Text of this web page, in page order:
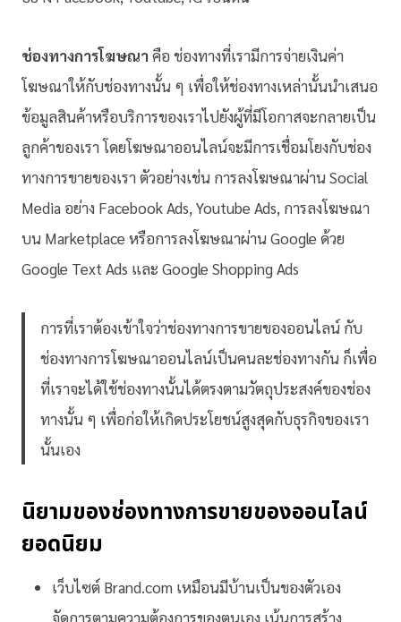
ช่องทางการโฆษณาคือ ช่องทางที่เรามีการจ่ายเงินค่า
โฆษณาให้กับช่องทางนั้น ๆ เพื่อให้ช่องทางเหล่านั้นนำเสนอ
ข้อมูลสินค้าหรือบริการของเราไปยังผู้ที่มีโอกาสจะกลายเป็น
ลูกค้าของเรา โดยโฆษณาออนไลน์จะมีการเชื่อมโยงกับช่อง
ทางการขายของเรา ตัวอย่างเช่น การลงโฆษณาผ่าน Social
Media อย่าง Facebook Ads, Youtube Ads, การลงโฆษณา
บน Marketplace หรือการลงโฆษณาผ่าน Google ด้วย
Google Text Ads และ Google Shopping Ads
การที่เราต้องเข้าใจว่าช่องทางการขายของออนไลน์ กับ
ช่องทางการโฆษณาออนไลน์เป็นคนละช่องทางกัน ก็เพื่อ
ที่เราจะได้ใช้ช่องทางนั้นได้ตรงตามวัตถุประสงค์ของช่อง
ทางนั้น ๆ เพื่อก่อให้เกิดประโยชน์สูงสุดกับธุรกิจของเรา
นั้นเอง
นิยามของช่องทางการขายของออนไลน์
ยอดนิยม
เว็บไซต์ Brand.com เหมือนมีบ้านเป็นของตัวเอง
จัดการตามความต้องการของตนเอง เน้นการสร้าง